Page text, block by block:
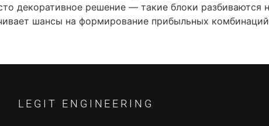
декоративное решение — такие блоки разбиваются
шансы на формирование прибыльных
LEGIT ENGINEERING